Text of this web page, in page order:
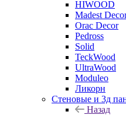
HIWOOD
Madest
Orac Decor
Pedross
Solid
TeckWood
UltraWood
Moduleo
Ликорн
Стеновые и 3д
Назад